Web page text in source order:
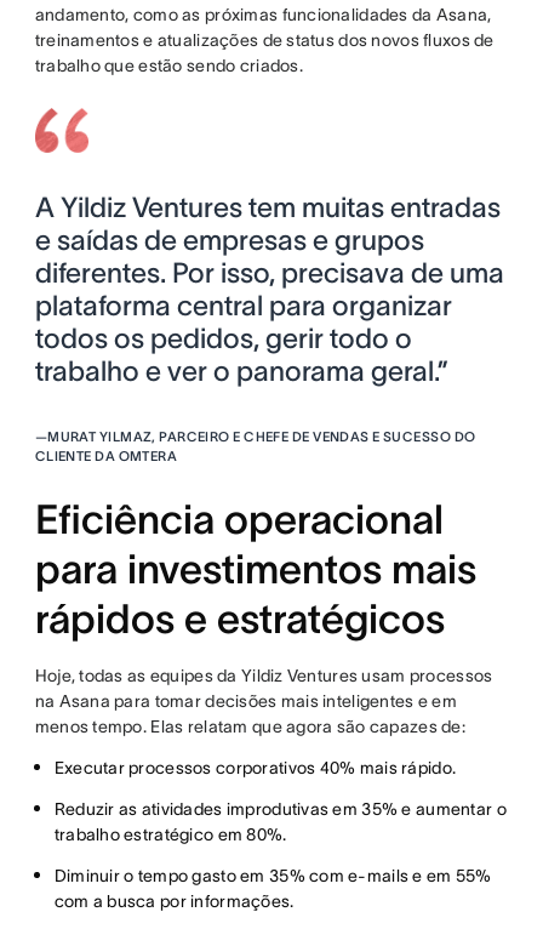
andamento, como as próximas funcionalidades da Asana,
treinamentos e atualizações de status dos novos fluxos de
trabalho que estão sendo criados.
A Yildiz Ventures tem muitas entradas
e saídas de empresas e grupos
diferentes. Por isso, precisava de uma
plataforma central para organizar
todos os pedidos, gerir todo o
trabalho e ver o panorama geral.”
—MURAT YILMAZ, PARCEIRO E CHEFE DE VENDAS E SUCESSO DO
CLIENTE DA OMTERA
Eficiência operacional
para investimentos mais
rápidos e estratégicos
Hoje, todas as equipes da Yildiz Ventures usam processos
na Asana para tomar decisões mais inteligentes e em
menos tempo. Elas relatam que agora são capazes de:
Executar processos corporativos 40% mais rápido.
Reduzir as atividades improdutivas em 35% e aumentar o
trabalho estratégico em 80%.
Diminuir o tempo gasto em 35% com e-mails e em 55%
com a busca por informações.